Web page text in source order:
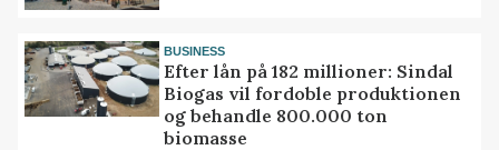
BUSINESS
Efter lån på 182 millioner: Sindal
Biogas vil fordoble produktionen
og behandle 800.000 ton
biomasse